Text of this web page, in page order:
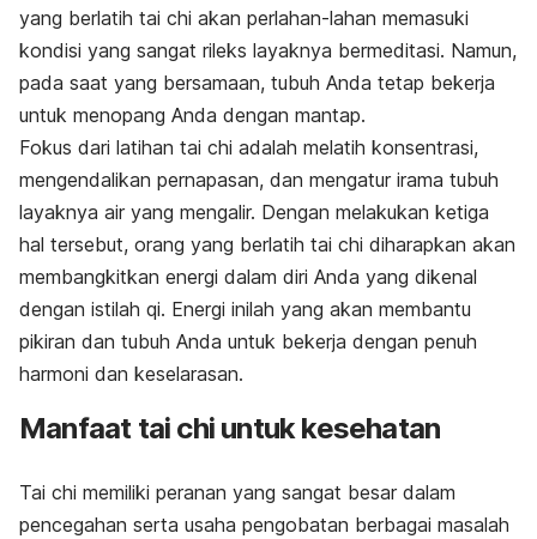
yang berlatih tai chi akan perlahan-lahan memasuki
kondisi yang sangat rileks layaknya bermeditasi. Namun,
pada saat yang bersamaan, tubuh Anda tetap bekerja
untuk menopang Anda dengan mantap.
Fokus dari latihan tai chi adalah melatih konsentrasi,
mengendalikan pernapasan, dan mengatur irama tubuh
layaknya air yang mengalir. Dengan melakukan ketiga
hal tersebut, orang yang berlatih tai chi diharapkan akan
membangkitkan energi dalam diri Anda yang dikenal
dengan istilah qi. Energi inilah yang akan membantu
pikiran dan tubuh Anda untuk bekerja dengan penuh
harmoni dan keselarasan.
Manfaat tai chi untuk kesehatan
Tai chi memiliki peranan yang sangat besar dalam
pencegahan serta usaha pengobatan berbagai masalah